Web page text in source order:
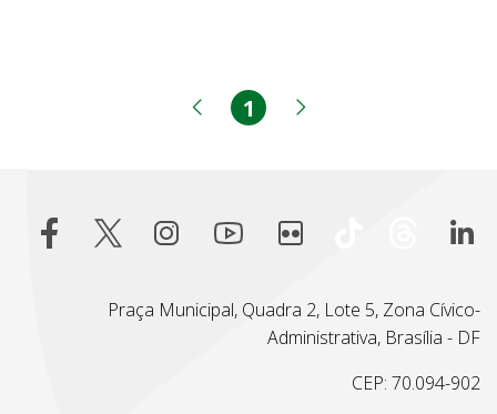
Página anterior
Página
1
Praça Municipal, Quadra 2, Lote 5, Zona Cívico-
Administrativa, Brasília - DF
CEP: 70.094-902